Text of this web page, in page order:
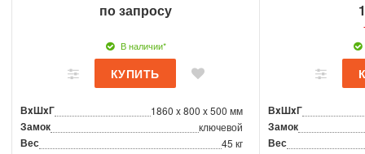
по запросу
В наличии*
ВxШxГ 1860 x 800 x 500 мм
Замок ключевой
Вес 45 кг
ВxШxГ
Замок
Вес